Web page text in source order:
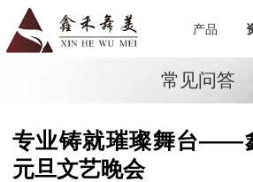
产品
常见问答
专业铸就璀璨舞台——
元旦文艺晚会